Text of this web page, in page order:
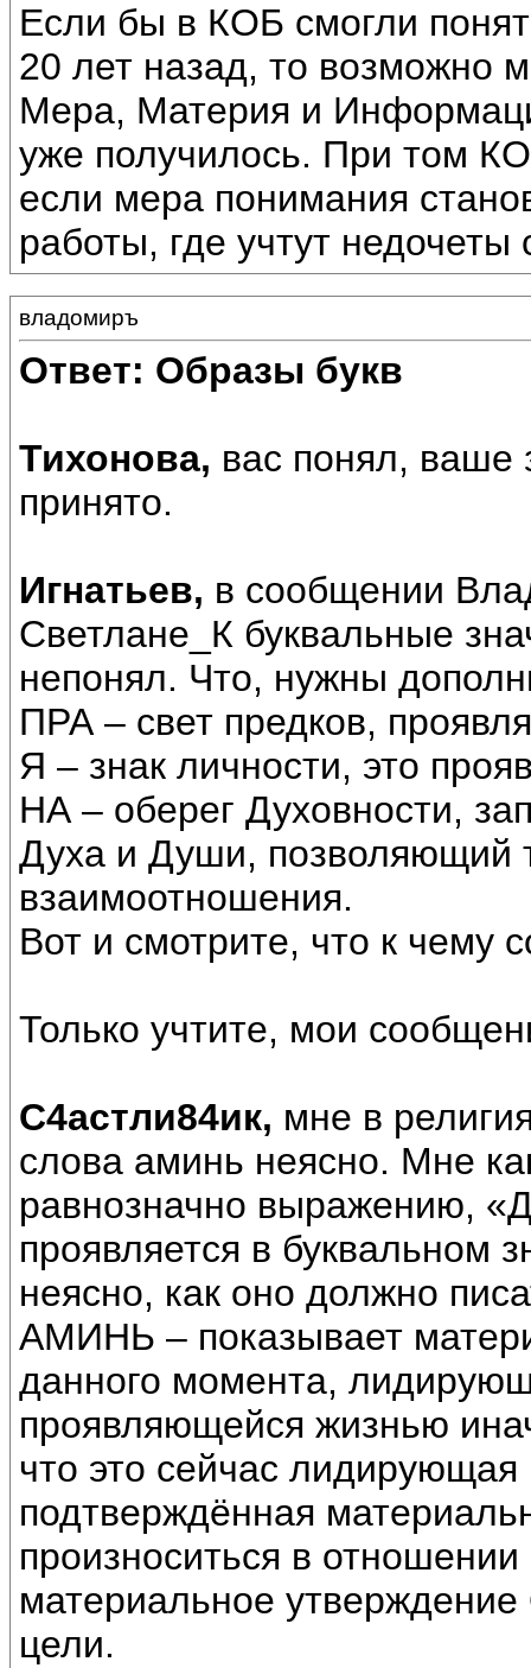
Если бы в КОБ смогли
20 лет назад, то возможно
Мера, Материя и
уже получилось. При том
если мера понимания
работы, где учтут недочеты
владомиръ
Ответ: Образы букв
Тихонова, вас понял, ваше
принято.
Игнатьев, в сообщении
Светлане_К буквальные
непонял. Что, нужны
ПРА – свет предков,
Я – знак личности, это
НА – оберег Духовности,
Духа и Души, позволяющий
взаимоотношения.
Вот и смотрите, что к чему
Только учтите, мои
С4астли84ик, мне в
слова аминь неясно. Мне
равнозначно выражению,
проявляется в буквальном
неясно, как оно должно
АМИНЬ – показывает
данного момента,
проявляющейся жизнью
что это сейчас
подтверждённая
произноситься в
материальное
цели.